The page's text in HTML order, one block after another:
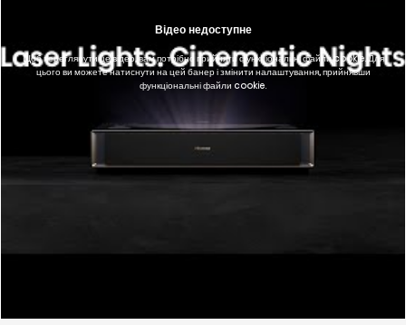
Відео недоступне
Щоб переглянути це відео, вам потрібно прийняти функціональні файли cookie. Для
цього ви можете натиснути на цей банер і змінити налаштування, прийнявши
функціональні файли cookie.